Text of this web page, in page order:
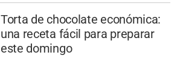
Torta de chocolate económica:
una receta fácil para preparar
este domingo